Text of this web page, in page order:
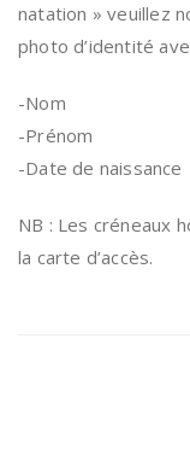
natation » veuillez
photo d’identité
-Nom
-Prénom
-Date de naissance
NB : Les créneaux
la carte d’accès.